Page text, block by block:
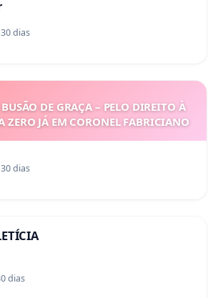
dias
DE GRAÇA – PELO DIREITO À
ZERO JÁ EM CORONEL FABRICIANO
dias
dias